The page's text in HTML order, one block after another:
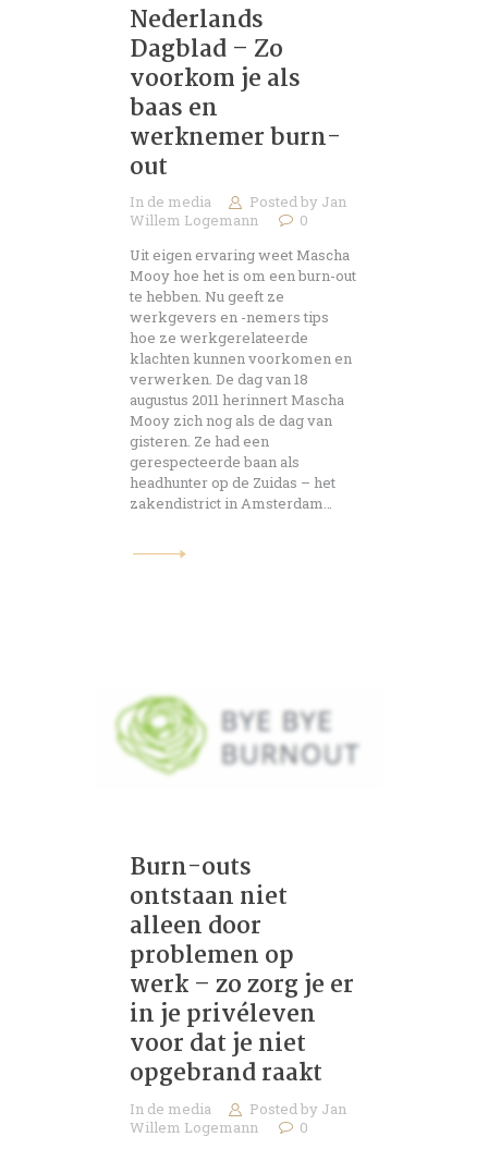
Nederlands
Dagblad – Zo
voorkom je als
baas en
werknemer burn-
out
In de media Posted by Jan
Willem Logemann
0
Uit eigen ervaring weet Mascha
Mooy hoe het is om een burn-out
te hebben. Nu geeft ze
werkgevers en -nemers tips
hoe ze werkgerelateerde
klachten kunnen voorkomen en
verwerken. De dag van 18
augustus 2011 herinnert Mascha
Mooy zich nog als de dag van
gisteren. Ze had een
gerespecteerde baan als
headhunter op de Zuidas – het
zakendistrict in Amsterdam…
Burn-outs
ontstaan niet
alleen door
problemen op
werk – zo zorg je er
in je privéleven
voor dat je niet
opgebrand raakt
In de media Posted by Jan
Willem Logemann
0